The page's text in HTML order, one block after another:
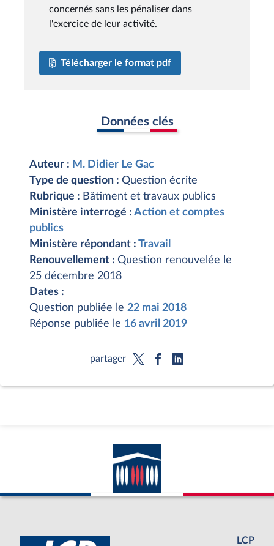
concernés sans les pénaliser dans
l'exercice de leur activité.
Télécharger le format pdf
Données clés
Auteur : M. Didier Le Gac
Type de question : Question écrite
Rubrique : Bâtiment et travaux publics
Ministère interrogé : Action et comptes
publics
Ministère répondant : Travail
Renouvellement : Question renouvelée le
25 décembre 2018
Dates :
Question publiée le 22 mai 2018
Réponse publiée le 16 avril 2019
partager
LCP